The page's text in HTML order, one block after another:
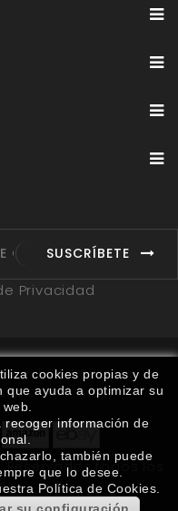
cookies propias y de
que ayuda a optimizar su
recoger información de
también puede
que lo desee.
Política de Cookies.
SUSCRÍBETE
Privacidad
Ruta
Contáctenos
Reservados todos los